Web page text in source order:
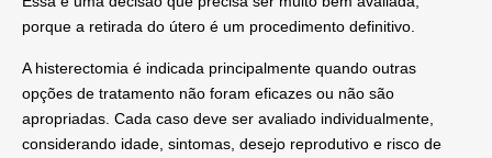
porque a retirada do útero é um procedimento definitivo.
A histerectomia é indicada principalmente quando outras
opções de tratamento não foram eficazes ou não são
apropriadas. Cada caso deve ser avaliado individualmente,
considerando idade, sintomas, desejo reprodutivo e risco de